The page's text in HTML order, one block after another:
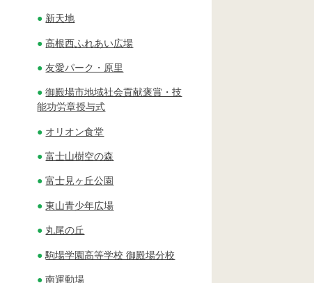
新天地
高根西ふれあい広場
友愛パーク・原里
御殿場市地域社会貢献褒賞・技
能功労章授与式
オリオン食堂
富士山樹空の森
富士見ヶ丘公園
東山青少年広場
丸尾の丘
駒場学園高等学校 御殿場分校
南運動場